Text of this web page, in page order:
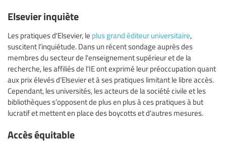
Elsevier inquiète
Les pratiques d'Elsevier, le plus grand éditeur universitaire,
suscitent l’inquiétude. Dans un récent sondage auprès des
membres du secteur de l'enseignement supérieur et de la
recherche, les affiliés de l'IE ont exprimé leur préoccupation quant
aux prix élevés d’Elsevier et à ses pratiques limitant le libre accès.
Cependant, les universités, les acteurs de la société civile et les
bibliothèques s’opposent de plus en plus à ces pratiques à but
lucratif et mettent en place des boycotts et d'autres mesures.
Accès équitable